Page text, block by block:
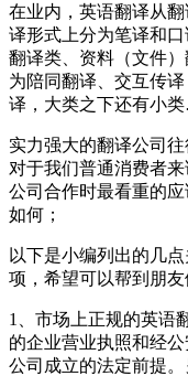
在业内，英语翻译从
译形式上分为笔译和
翻译类、资料（文件
为陪同翻译、交互传译
译，大类之下还有小
实力强大的翻译公司
对于我们普通消费者
公司合作时最看重的
如何；
以下是小编列出的几
项，希望可以帮到朋友
1
、市场上正规的英
的企业营业执照和经
公司成立的法定前提